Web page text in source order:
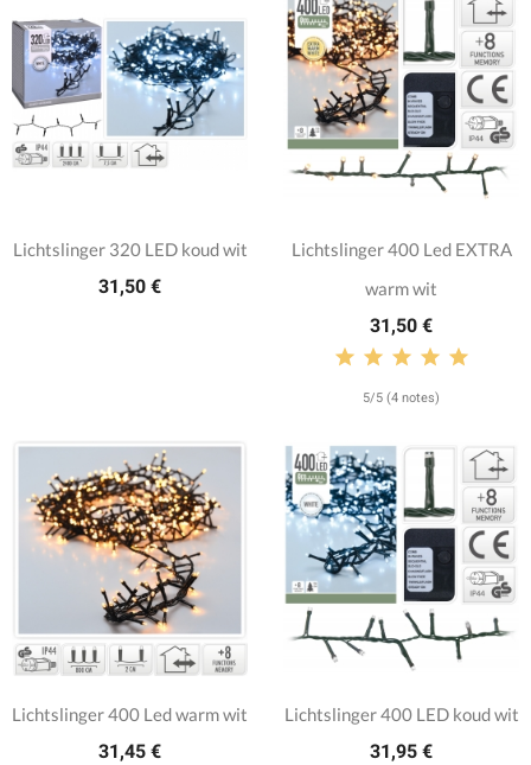
Lichtslinger 320 LED koud wit
31,50 €
Lichtslinger 400 Led EXTRA
warm wit
31,50 €
5/5 (4 notes)
Lichtslinger 400 Led warm wit
31,45 €
Lichtslinger 400 LED koud wit
31,95 €